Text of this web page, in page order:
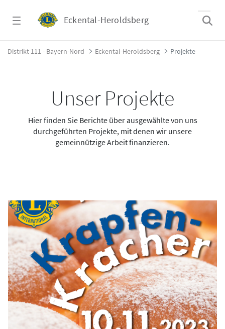
Eckental-Heroldsberg
Projekte - Eckental-Heroldsberg
Distrikt 111 - Bayern-Nord Eckental-Heroldsberg Projekte
Unser Projekte
Hier finden Sie Berichte über ausgewählte von uns
durchgeführten Projekte, mit denen wir unsere
gemeinnützige Arbeit finanzieren.